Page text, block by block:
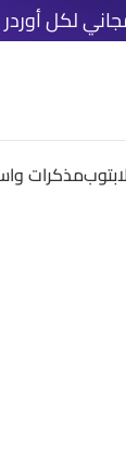
جنيه او أكثر
مذكرات